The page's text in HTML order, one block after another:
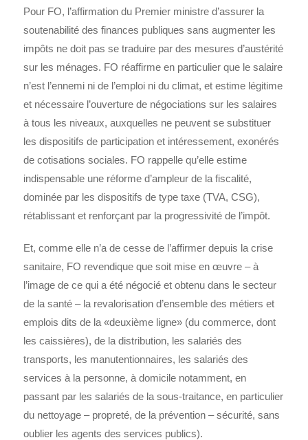
Pour FO, l’affirmation du Premier ministre d’assurer la
soutenabilité des finances publiques sans augmenter les
impôts ne doit pas se traduire par des mesures d’austérité
sur les ménages. FO réaffirme en particulier que le salaire
n’est l’ennemi ni de l’emploi ni du climat, et estime légitime
et nécessaire l’ouverture de négociations sur les salaires
à tous les niveaux, auxquelles ne peuvent se substituer
les dispositifs de participation et intéressement, exonérés
de cotisations sociales. FO rappelle qu’elle estime
indispensable une réforme d’ampleur de la fiscalité,
dominée par les dispositifs de type taxe (TVA, CSG),
rétablissant et renforçant par la progressivité de l’impôt.
Et, comme elle n’a de cesse de l’affirmer depuis la crise
sanitaire, FO revendique que soit mise en œuvre – à
l’image de ce qui a été négocié et obtenu dans le secteur
de la santé – la revalorisation d’ensemble des métiers et
emplois dits de la «deuxième ligne» (du commerce, dont
les caissières), de la distribution, les salariés des
transports, les manutentionnaires, les salariés des
services à la personne, à domicile notamment, en
passant par les salariés de la sous-traitance, en particulier
du nettoyage – propreté, de la prévention – sécurité, sans
oublier les agents des services publics).